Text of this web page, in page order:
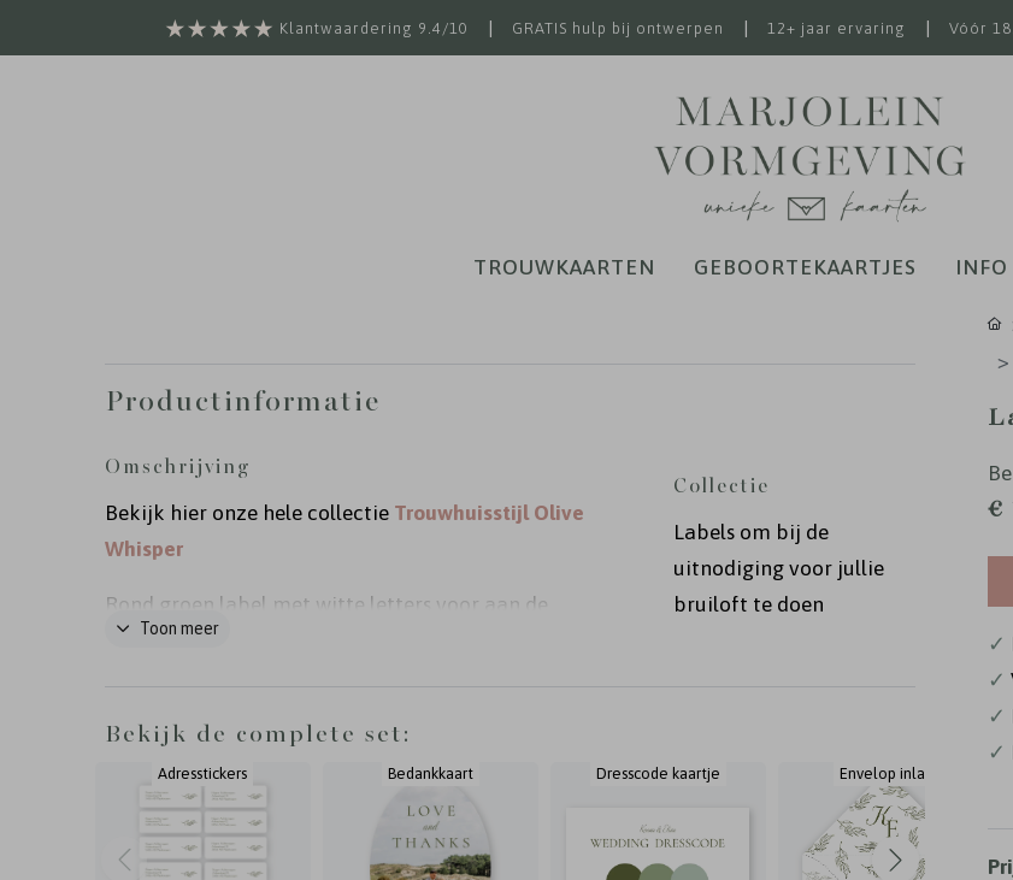
Klantwaardering 9.4/10 GRATIS hulp bij ontwerpen 12+ jaar ervaring Vóór
TROUWKAARTEN GEBOORTEKAARTJES INFO
Productinformatie
Omschrijving
Bekijk hier onze hele collectie Trouwhuisstijl Olive
Whisper
Rond groen label met witte letters voor aan de
bedankjes op jullie bruiloft. Het ronde label heeft een
en stijl van jullie trouwkaart. Passend bij de
trouwhuisstijl Olive Whisper. Specificaties: - Formaat:
40x40 mm - 16 labels per vel - Papiersoort: coated
karton
Toon meer
Collectie
Labels om bij de
uitnodiging voor jullie
bruiloft te doen
Bekijk de complete set:
Adresstickers Bedankkaart Dresscode kaartje Envelop inlay
€
✓
✓
✓
✓